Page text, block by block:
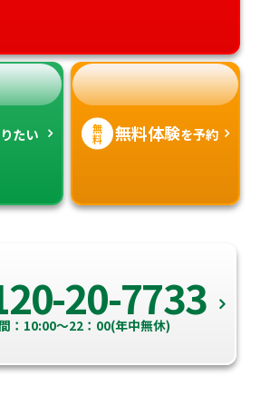
たい 無
料 無料体験を予約
20-7733
：10:00～22：00(年中無休)